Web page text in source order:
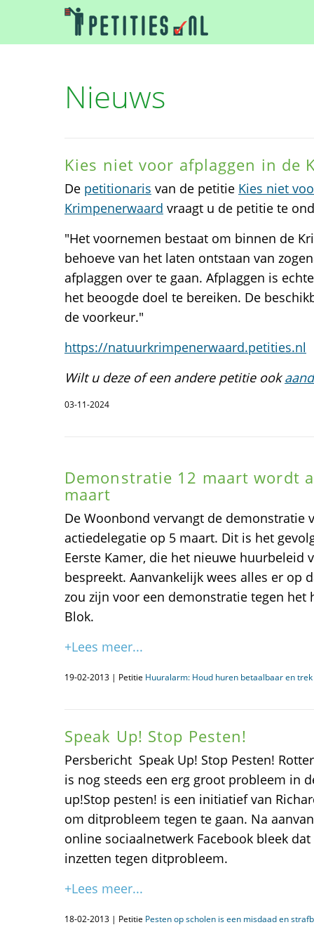
Nieuws
Kies niet voor afplaggen in de
De petitionaris van de petitie Kies niet
Krimpenerwaard vraagt u de petitie te
"Het voornemen bestaat om binnen de
behoeve van het laten ontstaan van
afplaggen over te gaan. Afplaggen is
het beoogde doel te bereiken. De
de voorkeur."
https://natuurkrimpenerwaard.petities.nl
Wilt u deze of een andere petitie ook
03-11-2024
Demonstratie 12 maart wordt
maart
De Woonbond vervangt de demonstratie
actiedelegatie op 5 maart. Dit is het
Eerste Kamer, die het nieuwe huurbeleid
bespreekt. Aanvankelijk wees alles er op
zou zijn voor een demonstratie tegen
Blok.
+Lees meer...
19-02-2013 | Petitie Huuralarm: Houd huren betaalbaar en
Speak Up! Stop Pesten!
Persbericht  Speak Up! Stop Pesten!
is nog steeds een erg groot probleem in
up!Stop pesten! is een initiatief van
om ditprobleem tegen te gaan. Na
online sociaalnetwerk Facebook bleek
inzetten tegen ditprobleem.
+Lees meer...
18-02-2013 | Petitie Pesten op scholen is een misdaad en